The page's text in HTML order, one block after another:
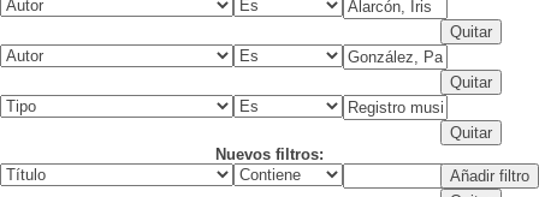
Nuevos filtros: